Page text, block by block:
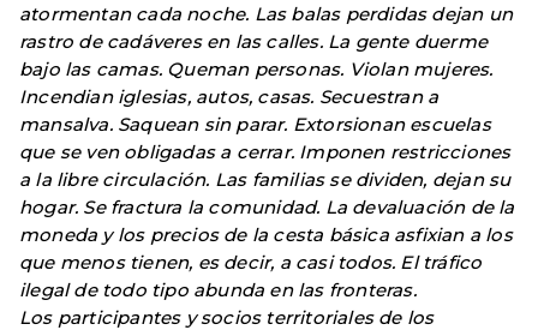
atormentan cada noche. Las balas perdidas dejan un
rastro de cadáveres en las calles. La gente duerme
bajo las camas. Queman personas. Violan mujeres.
Incendian iglesias, autos, casas. Secuestran a
mansalva. Saquean sin parar. Extorsionan escuelas
que se ven obligadas a cerrar. Imponen restricciones
a la libre circulación. Las familias se dividen, dejan su
hogar. Se fractura la comunidad. La devaluación de la
moneda y los precios de la cesta básica asfixian a los
que menos tienen, es decir, a casi todos. El tráfico
ilegal de todo tipo abunda en las fronteras.
Los participantes y socios territoriales de los